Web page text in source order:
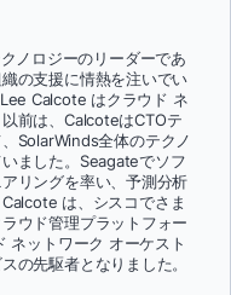
ノロジーのリーダーであ
の支援に情熱を注いでい
Calcote はクラウド ネ
前は、CalcoteはCTOテ
SolarWinds全体のテクノ
ました。Seagateでソフ
リングを率い、予測分析
は、シスコでさま
ウド管理プラットフォー
ネットワーク オーケスト
の先駆者となりました。